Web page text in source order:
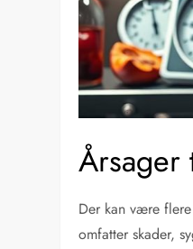
Årsager
Der kan være
omfatter skader,